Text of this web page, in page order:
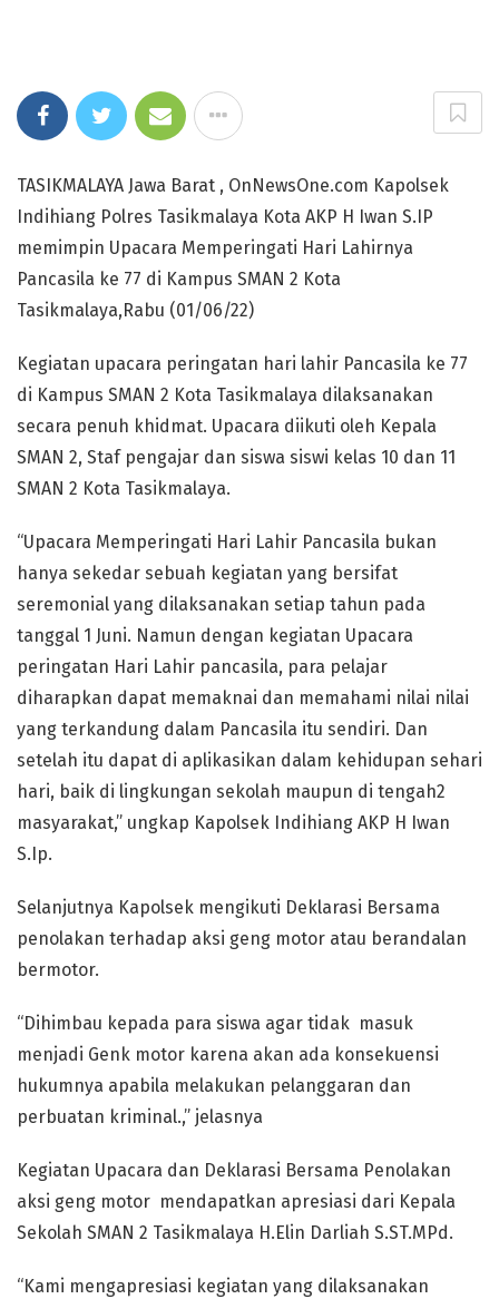
TASIKMALAYA Jawa Barat , OnNewsOne.com Kapolsek
Indihiang Polres Tasikmalaya Kota AKP H Iwan S.IP
memimpin Upacara Memperingati Hari Lahirnya
Pancasila ke 77 di Kampus SMAN 2 Kota
Tasikmalaya,Rabu (01/06/22)
Kegiatan upacara peringatan hari lahir Pancasila ke 77
di Kampus SMAN 2 Kota Tasikmalaya dilaksanakan
secara penuh khidmat. Upacara diikuti oleh Kepala
SMAN 2, Staf pengajar dan siswa siswi kelas 10 dan 11
SMAN 2 Kota Tasikmalaya.
“Upacara Memperingati Hari Lahir Pancasila bukan
hanya sekedar sebuah kegiatan yang bersifat
seremonial yang dilaksanakan setiap tahun pada
tanggal 1 Juni. Namun dengan kegiatan Upacara
peringatan Hari Lahir pancasila, para pelajar
diharapkan dapat memaknai dan memahami nilai nilai
yang terkandung dalam Pancasila itu sendiri. Dan
setelah itu dapat di aplikasikan dalam kehidupan sehari
hari, baik di lingkungan sekolah maupun di tengah2
masyarakat,” ungkap Kapolsek Indihiang AKP H Iwan
S.Ip.
Selanjutnya Kapolsek mengikuti Deklarasi Bersama
penolakan terhadap aksi geng motor atau berandalan
bermotor.
“Dihimbau kepada para siswa agar tidak masuk
menjadi Genk motor karena akan ada konsekuensi
hukumnya apabila melakukan pelanggaran dan
perbuatan kriminal.,” jelasnya
Kegiatan Upacara dan Deklarasi Bersama Penolakan
aksi geng motor mendapatkan apresiasi dari Kepala
Sekolah SMAN 2 Tasikmalaya H.Elin Darliah S.ST.MPd.
“Kami mengapresiasi kegiatan yang dilaksanakan